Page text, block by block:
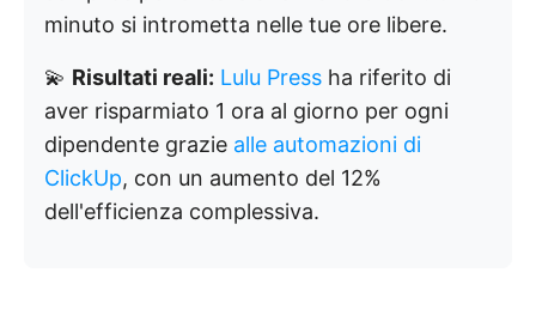
minuto si intrometta nelle tue ore libere.
💫 Risultati reali: Lulu Press ha riferito di
aver risparmiato 1 ora al giorno per ogni
dipendente grazie alle automazioni di
ClickUp, con un aumento del 12%
dell'efficienza complessiva.